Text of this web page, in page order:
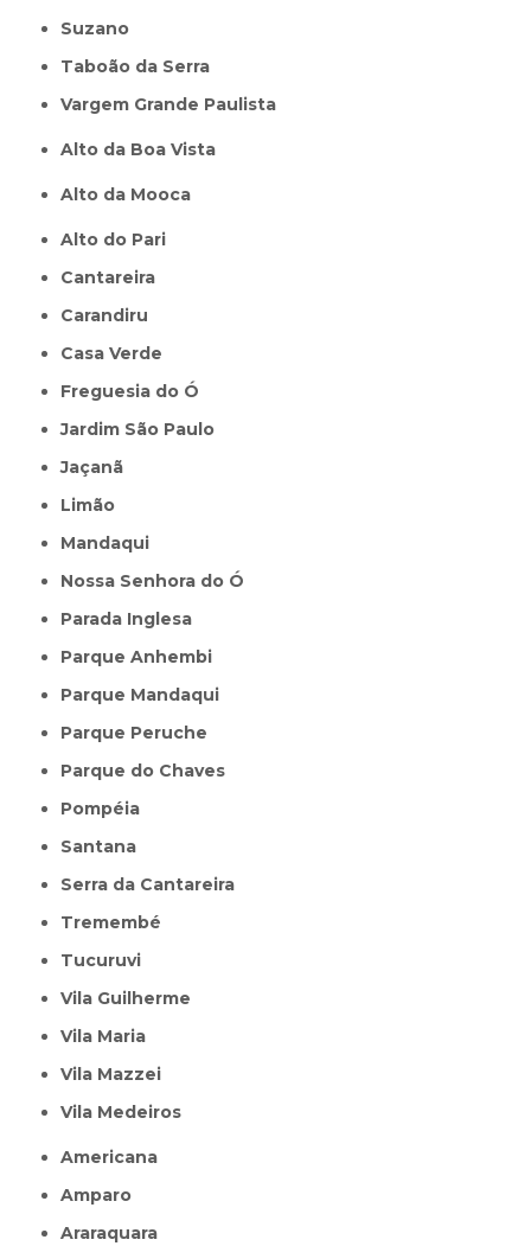
Suzano
Taboão da Serra
Vargem Grande Paulista
Alto da Boa Vista
Alto da Mooca
Alto do Pari
Cantareira
Carandiru
Casa Verde
Freguesia do Ó
Jardim São Paulo
Jaçanã
Limão
Mandaqui
Nossa Senhora do Ó
Parada Inglesa
Parque Anhembi
Parque Mandaqui
Parque Peruche
Parque do Chaves
Pompéia
Santana
Serra da Cantareira
Tremembé
Tucuruvi
Vila Guilherme
Vila Maria
Vila Mazzei
Vila Medeiros
Americana
Amparo
Araraquara